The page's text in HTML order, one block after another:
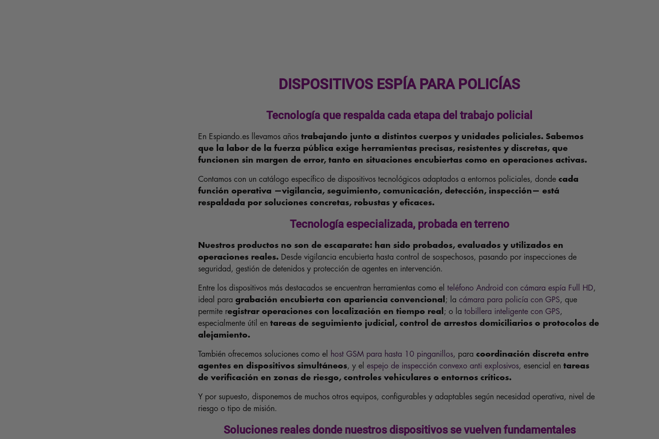
DISPOSITIVOS ESPÍA PARA POLICÍAS
Tecnología que respalda cada etapa del trabajo policial
En Espiando.es llevamos años trabajando junto a distintos cuerpos y unidades policiales. Sabemos
que la labor de la fuerza pública exige herramientas precisas, resistentes y discretas, que
funcionen sin margen de error, tanto en situaciones encubiertas como en operaciones activas.
Contamos con un catálogo específico de dispositivos tecnológicos adaptados a entornos policiales, dondecada
función operativa —vigilancia, seguimiento, comunicación, detección, inspección— está
respaldada por soluciones concretas, robustas y eficaces.
Tecnología especializada, probada en terreno
Nuestros productos no son de escaparate: han sido probados, evaluados y utilizados en
operaciones reales. Desde vigilancia encubierta hasta control de sospechosos, pasando por inspecciones de
seguridad, gestión de detenidos y protección de agentes en intervención.
Entre los dispositivos más destacados se encuentran herramientas como elteléfono Android con cámara espía Full HD,
ideal para grabación encubierta con apariencia convencional ; lacámara para policía con GPS, que
permite registrar operaciones con localización en tiempo real ; o latobillera inteligente con GPS,
especialmente útil entareas de seguimiento judicial, control de arrestos domiciliarios o protocolos de
alejamiento.
También ofrecemos soluciones como el host GSM para hasta 10 pinganillos, para coordinación discreta entre
agentes en dispositivos simultáneos, y elespejo de inspección convexo anti explosivos, esencial entareas
de verificación en zonas de riesgo, controles vehiculares o entornos críticos.
Y por supuesto, disponemos de muchos otros equipos, configurables y adaptables según necesidad operativa, nivel de
riesgo o tipo de misión.
Soluciones reales donde nuestros dispositivos se vuelven fundamentales